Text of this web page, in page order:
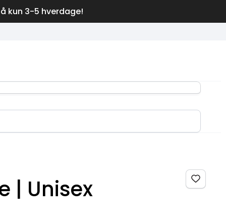
kun 3-5 hverdage!
| Unisex